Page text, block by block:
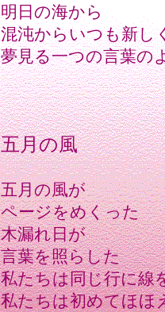
明日の海から
混沌からいつも新し
夢見る一つの言葉の
五月の風
五月の風が
ページをめくった
木漏れ日が
言葉を照らした
私たちは同じ行に線
私たちは初めてほほ